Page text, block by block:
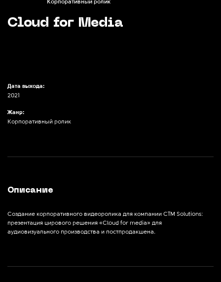
Корпоративный ролик
Cloud for Media
Дата выхода:
2021
Жанр:
Корпоративный ролик
Описание
Создание корпоративного видеоролика для компании CTM Solutions:
презентация цирового решения «Cloud for media» для
аудиовизуального производства и постпродакшена.